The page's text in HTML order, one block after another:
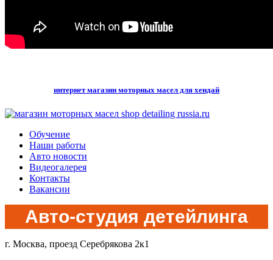
интернет магазин моторных масел для хендай
Обучение
Наши работы
Авто новости
Видеогалерея
Контакты
Вакансии
Авто-студия детейлинга
г. Москва, проезд Серебрякова 2к1